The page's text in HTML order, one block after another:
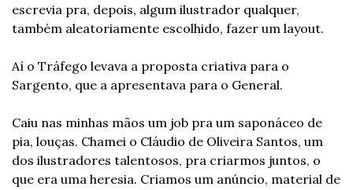
escrevia pra, depois, algum ilustrador qualquer,
também aleatoriamente escolhido, fazer um layout.
Aí o Tráfego levava a proposta criativa para o
Sargento, que a apresentava para o General.
Caiu nas minhas mãos um job pra um saponáceo de
pia, louças. Chamei o Cláudio de Oliveira Santos, um
dos ilustradores talentosos, pra criarmos juntos, o
que era uma heresia. Criamos um anúncio, material de